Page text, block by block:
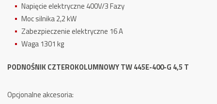
Napięcie elektryczne 400V/3 Fazy
Moc silnika 2,2 kW
Zabezpieczenie elektryczne 16 A
Waga 1301 kg
PODNOŚNIK CZTEROKOLUMNOWY TW 445E-400-G 4,5 T
Opcjonalne akcesoria: